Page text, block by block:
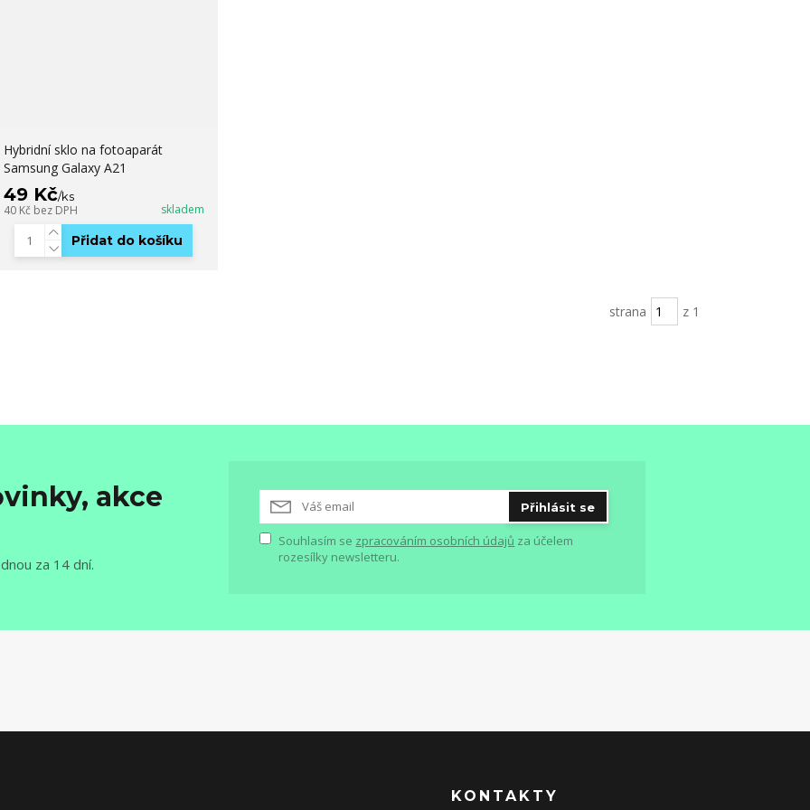
Hybridní sklo na fotoaparát
Samsung Galaxy A21
49 Kč/ks
40 Kč bez DPH skladem
Přidat do košíku
strana z 1
akce
za 14 dní.
Přihlásit se
Souhlasím se zpracováním osobních údajů za účelem
rozesílky newsletteru.
KONTAKTY